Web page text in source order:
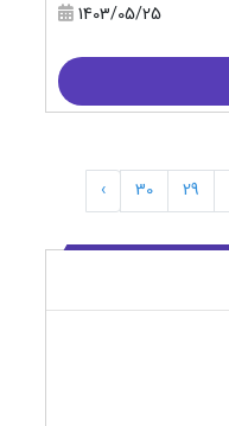
1403/05/25
29
30
›